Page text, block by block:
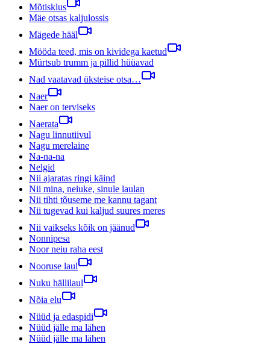
Mõtisklus
Mäe otsas kaljulossis
Mägede hääl
Mööda teed, mis on kividega kaetud
Mürtsub trumm ja pillid hüüavad
Nad vaatavad üksteise otsa…
Naer
Naer on terviseks
Naerata
Nagu linnutiivul
Nagu merelaine
Na-na-na
Nelgid
Nii ajaratas ringi käind
Nii mina, neiuke, sinule laulan
Nii tihti tõuseme me kannu tagant
Nii tugevad kui kaljud suures meres
Nii vaikseks kõik on jäänud
Nonnipesa
Noor neiu raha eest
Nooruse laul
Nuku hällilaul
Nõia elu
Nüüd ja edaspidi
Nüüd jälle ma lähen
Nüüd jälle ma lähen